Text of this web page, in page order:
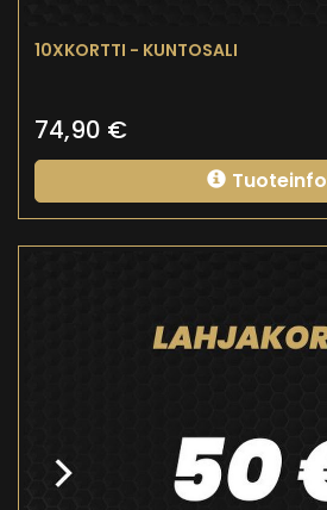
10XKORTTI - KUNTOSALI
74,90 €
Tuoteinfo